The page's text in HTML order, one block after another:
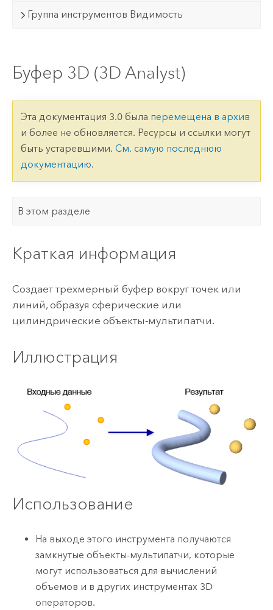
Группа инструментов Видимость
Буфер 3D (3D Analyst)
Эта документация 3.0 была перемещена в архив
и более не обновляется. Ресурсы и ссылки могут
быть устаревшими. См. самую последнюю
документацию.
В этом разделе
Краткая информация
Создает трехмерный буфер вокруг точек или
линий, образуя сферические или
цилиндрические объекты-мультипатчи.
Иллюстрация
Использование
На выходе этого инструмента получаются
замкнутые объекты-мультипатчи, которые
могут использоваться для вычислений
объемов и в других инструментах 3D
операторов.